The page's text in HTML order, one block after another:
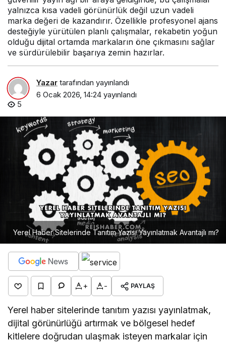
yalnızca kısa vadeli görünürlük değil uzun vadeli
marka değeri de kazandırır. Özellikle profesyonel ajans
desteğiyle yürütülen planlı çalışmalar, rekabetin yoğun
olduğu dijital ortamda markaların öne çıkmasını sağlar
ve sürdürülebilir başarıya zemin hazırlar.
Yazar tarafından yayınlandı
6 Ocak 2026, 14:24 yayınlandı
5
Yerel Haber Sitelerinde Tanıtım Yazısı Yayınlatmak Avantajlı mı?
+ - PAYLAŞ
Yerel haber sitelerinde tanıtım yazısı yayınlatmak,
dijital görünürlüğü artırmak ve bölgesel hedef
kitlelere doğrudan ulaşmak isteyen markalar için